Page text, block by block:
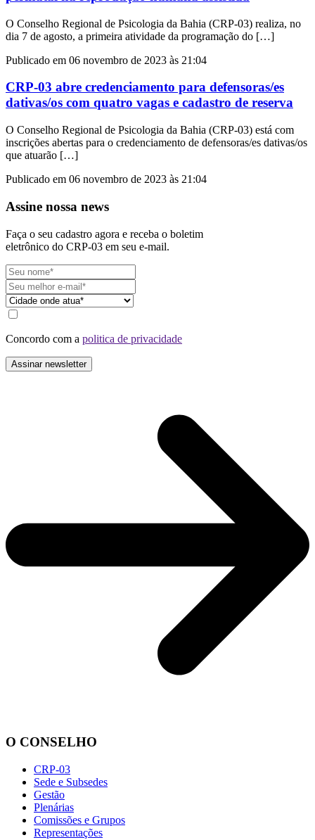
O Conselho Regional de Psicologia da Bahia (CRP-03) realiza, no
dia 7 de agosto, a primeira atividade da programação do […]
Publicado em 06 novembro de 2023 às 21:04
CRP-03 abre credenciamento para defensoras/es
dativas/os com quatro vagas e cadastro de reserva
O Conselho Regional de Psicologia da Bahia (CRP-03) está com
inscrições abertas para o credenciamento de defensoras/es dativas/os
que atuarão […]
Publicado em 06 novembro de 2023 às 21:04
Assine nossa news
Faça o seu cadastro agora e receba o boletim
eletrônico do CRP-03 em seu e-mail.
Concordo com a politica de privacidade
O CONSELHO
CRP-03
Sede e Subsedes
Gestão
Plenárias
Comissões e Grupos
Representações